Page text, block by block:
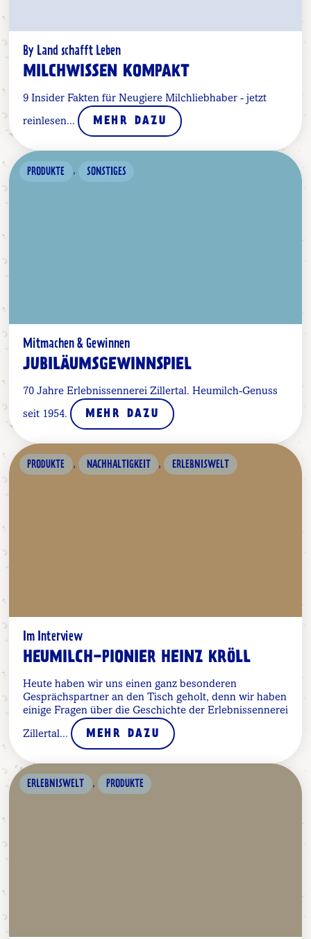
By Land schafft Leben
MILCHWISSEN KOMPAKT
9 Insider Fakten für Neugiere Milchliebhaber - jetzt
reinlesen... MEHR DAZU
PRODUKTE , SONSTIGES
Mitmachen & Gewinnen
JUBILÄUMSGEWINNSPIEL
70 Jahre Erlebnissennerei Zillertal. Heumilch-Genuss
seit 1954. MEHR DAZU
PRODUKTE , NACHHALTIGKEIT , ERLEBNISWELT
Im Interview
HEUMILCH-PIONIER HEINZ KRÖLL
Heute haben wir uns einen ganz besonderen
Gesprächspartner an den Tisch geholt, denn wir haben
einige Fragen über die Geschichte der Erlebnissennerei
Zillertal... MEHR DAZU
ERLEBNISWELT , PRODUKTE